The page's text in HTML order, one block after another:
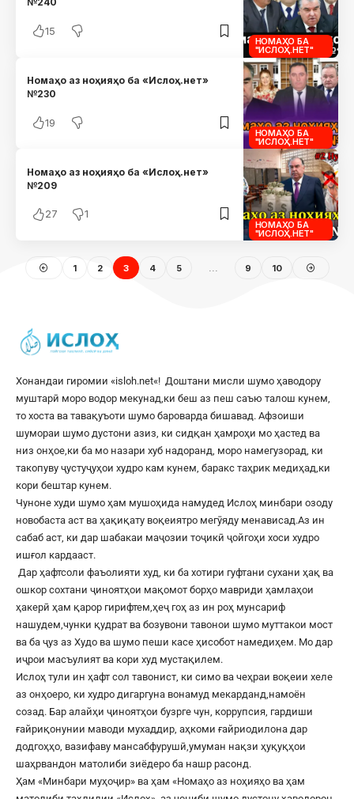
НОМАҲО БА
"ИСЛОҲ.НЕТ"
15
НОМАҲО БА
"ИСЛОҲ.НЕТ"
Номаҳо аз ноҳияҳо ба «Ислоҳ.нет»
№230
19
НОМАҲО БА
"ИСЛОҲ.НЕТ"
Номаҳо аз ноҳияҳо ба «Ислоҳ.нет»
№209
27 1
1 2 3 4 5 9 10
Хонандаи гиромии «isloh.net«! Доштани мисли шумо ҳаводору
муштарӣ моро водор мекунад,ки беш аз пеш саъю талош кунем,
то хоста ва тавақуъоти шумо бароварда бишавад. Афзоиши
шумораи шумо дустони азиз, ки сидқан ҳамроҳи мо ҳастед ва
низ онҳое,ки ба мо назари хуб надоранд, моро намегузорад, ки
такопуву ҷустуҷуҳои худро кам кунем, баракс таҳрик медиҳад,ки
кори бештар кунем.
Чуноне худи шумо ҳам мушоҳида намудед Ислоҳ минбари озоду
новобаста аст ва ҳақиқату воқеиятро мегӯяду менависад.Аз ин
сабаб аст, ки дар шабакаи маҷозии тоҷикӣ ҷойгоҳи хоси худро
ишғол кардааст.
Дар ҳафтсоли фаъолияти худ, ки ба хотири гуфтани сухани ҳақ ва
ошкор сохтани ҷиноятҳои мақомот борҳо мавриди ҳамлаҳои
ҳакерӣ ҳам қарор гирифтем,ҳеҷ гоҳ аз ин роҳ мунсариф
нашудем,чунки қудрат ва бозувони тавонои шумо муттакои мост
ва ба ҷуз аз Худо ва шумо пеши касе ҳисобот намедиҳем. Мо дар
иҷрои масъулият ва кори худ мустақилем.
Ислоҳ тули ин ҳафт сол тавонист, ки симо ва чеҳраи воқеии хеле
аз онҳоеро, ки худро дигаргуна вонамуд мекарданд,намоён
созад. Бар алайҳи ҷиноятҳои бузрге чун, коррупсия, гардиши
ғайриқонунии маводи мухаддир, аҳкоми ғайриодилона дар
додгоҳҳо, вазифаву мансабфурушӣ,умуман нақзи ҳуқуқҳои
шаҳрвандон матолиби зиёдеро ба нашр расонд.
Ҳам «Минбари муҳоҷир» ва ҳам «Номаҳо аз ноҳияҳо ва ҳам